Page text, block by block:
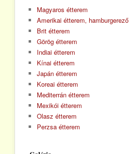
Magyaros étterem
Amerikai étterem, hamburgerező
Brit étterem
Görög étterem
Indiai étterem
Kínai étterem
Japán étterem
Koreai étterem
Mediterrán étterem
Mexikói étterem
Olasz étterem
Perzsa étterem